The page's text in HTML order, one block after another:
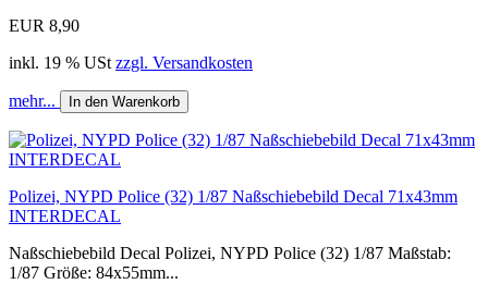
EUR 8,90
inkl. 19 % USt zzgl. Versandkosten
mehr... In den Warenkorb
Polizei, NYPD Police (32) 1/87 Naßschiebebild Decal 71x43mm
INTERDECAL
Naßschiebebild Decal Polizei, NYPD Police (32) 1/87 Maßstab:
1/87 Größe: 84x55mm...